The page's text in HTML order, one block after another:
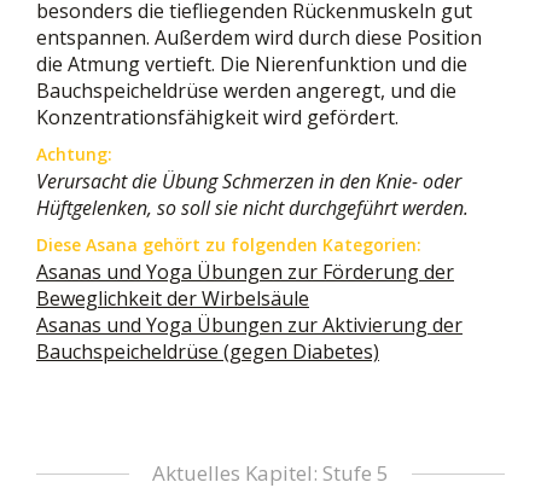
besonders die tiefliegenden Rückenmuskeln gut
entspannen. Außerdem wird durch diese Position
die Atmung vertieft. Die Nierenfunktion und die
Bauchspeicheldrüse werden angeregt, und die
Konzentrationsfähigkeit wird gefördert.
Achtung:
Verursacht die Übung Schmerzen in den Knie- oder
Hüftgelenken, so soll sie nicht durchgeführt werden.
Diese Asana gehört zu folgenden Kategorien:
Asanas und Yoga Übungen zur Förderung der
Beweglichkeit der Wirbelsäule
Asanas und Yoga Übungen zur Aktivierung der
Bauchspeicheldrüse (gegen Diabetes)
Aktuelles Kapitel: Stufe 5